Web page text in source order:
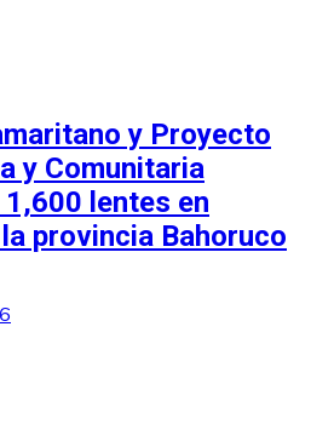
y Proyecto
y Comunitaria
lentes en
provincia Bahoruco